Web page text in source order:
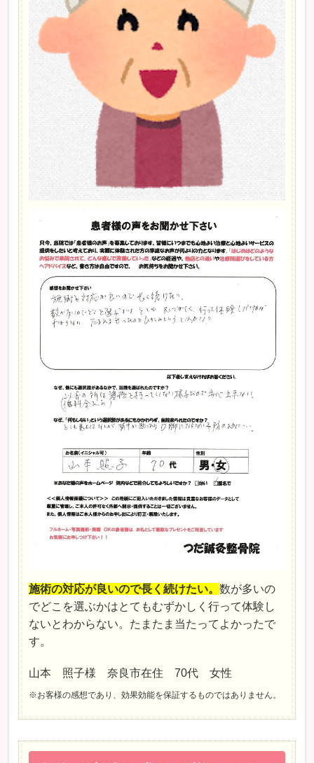
施術の対応が良いので長く続けたい。数が多いの
でどこを選ぶかはとてもむずかしく行って体験し
ないとわからない。たまたま当たってよかったで
す。
山本 照子様 奈良市在住 70代 女性
※お客様の感想であり、効果効能を保証するものではありません。